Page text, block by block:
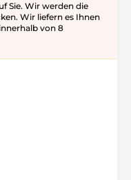
Sie. Wir werden die
Wir liefern es Ihnen
von 8